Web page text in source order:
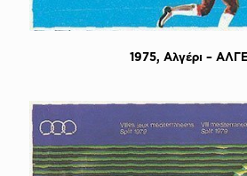
1975, Aλγέρι –